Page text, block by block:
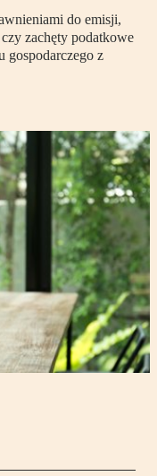
do emisji,
zachęty podatkowe
gospodarczego z